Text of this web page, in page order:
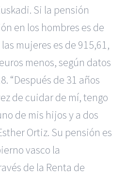
Si la pensión
en los hombres es de
mujeres es de 915,61,
menos, según datos
“Después de 31 años
de cuidar de mí, tengo
de mis hijos y a dos
Ortiz. Su pensión es
vasco la
de la Renta de